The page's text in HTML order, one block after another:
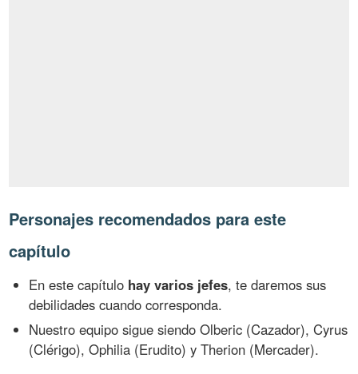
Personajes recomendados para este
capítulo
En este capítulo hay varios jefes, te daremos sus
debilidades cuando corresponda.
Nuestro equipo sigue siendo Olberic (Cazador), Cyrus
(Clérigo), Ophilia (Erudito) y Therion (Mercader).